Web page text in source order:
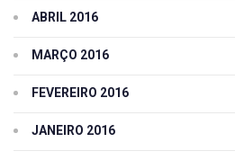
ABRIL 2016
MARÇO 2016
FEVEREIRO 2016
JANEIRO 2016